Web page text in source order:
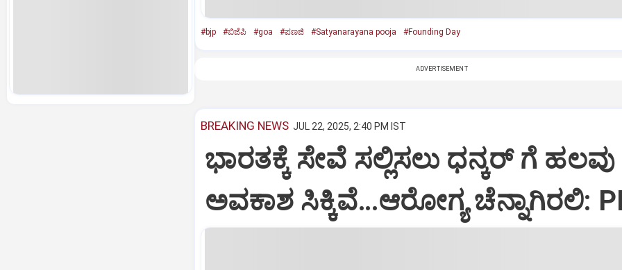
#bjp #ಬಿಜೆಪಿ #goa #ಪಣಜಿ #Satyanarayana pooja #Founding Day
ADVERTISEMENT
BREAKING NEWS JUL 22, 2025, 2:40 PM IST
ಭಾರತಕ್ಕೆ ಸೇವೆ ಸಲ್ಲಿಸಲು ಧನ್ಕರ್‌ ಗೆ ಹಲವು
ಅವಕಾಶ ಸಿಕ್ಕಿವೆ…ಆರೋಗ್ಯ ಚೆನ್ನಾಗಿರಲಿ: